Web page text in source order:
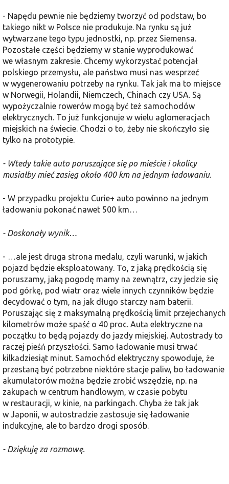
- Napędu pewnie nie będziemy tworzyć od podstaw, bo
takiego nikt w Polsce nie produkuje. Na rynku są już
wytwarzane tego typu jednostki, np. przez Siemensa.
Pozostałe części będziemy w stanie wyprodukować
we własnym zakresie. Chcemy wykorzystać potencjał
polskiego przemysłu, ale państwo musi nas wesprzeć
w wygenerowaniu potrzeby na rynku. Tak jak ma to miejsce
w Norwegii, Holandii, Niemczech, Chinach czy USA. Są
wypożyczalnie rowerów mogą być też samochodów
elektrycznych. To już funkcjonuje w wielu aglomeracjach
miejskich na świecie. Chodzi o to, żeby nie skończyło się
tylko na prototypie.
- Wtedy takie auto poruszające się po mieście i okolicy
musiałby mieć zasięg około 400 km na jednym ładowaniu.
- W przypadku projektu Curie+ auto powinno na jednym
ładowaniu pokonać nawet 500 km…
- Doskonały wynik…
- …ale jest druga strona medalu, czyli warunki, w jakich
pojazd będzie eksploatowany. To, z jaką prędkością się
poruszamy, jaką pogodę mamy na zewnątrz, czy jedzie się
pod górkę, pod wiatr oraz wiele innych czynników będzie
decydować o tym, na jak długo starczy nam baterii.
Poruszając się z maksymalną prędkością limit przejechanych
kilometrów może spaść o 40 proc. Auta elektryczne na
początku to będą pojazdy do jazdy miejskiej. Autostrady to
raczej pieśń przyszłości. Samo ładowanie musi trwać
kilkadziesiąt minut. Samochód elektryczny spowoduje, że
przestaną być potrzebne niektóre stacje paliw, bo ładowanie
akumulatorów można będzie zrobić wszędzie, np. na
zakupach w centrum handlowym, w czasie pobytu
w restauracji, w kinie, na parkingach. Chyba że tak jak
w Japonii, w autostradzie zastosuje się ładowanie
indukcyjne, ale to bardzo drogi sposób.
- Dziękuję za rozmowę.